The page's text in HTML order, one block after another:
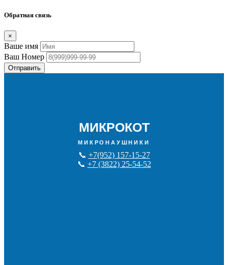
Обратная связь
×
Ваше имя
Ваш Номер
Отправить
МИКРОКОТ
МИКРОНАУШНИКИ
📞 +7(952) 157-15-27
📞 +7 (3822) 25-54-52